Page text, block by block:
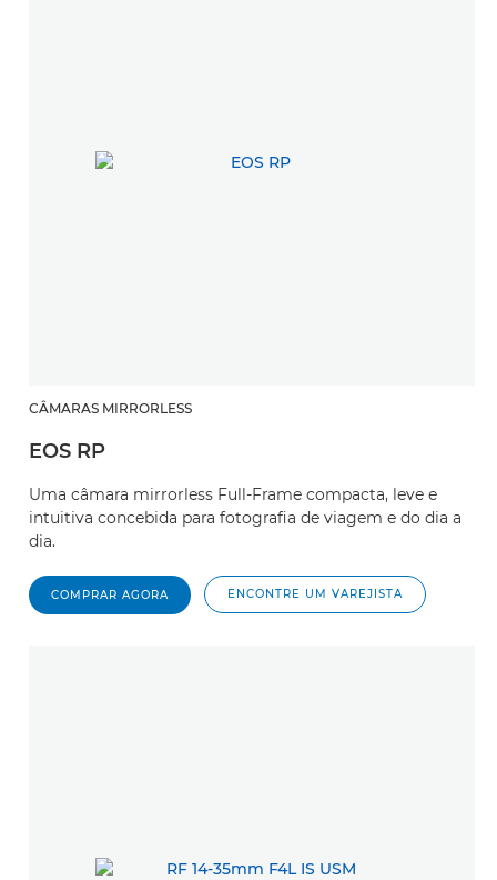
CÂMARAS MIRRORLESS
EOS RP
Uma câmara mirrorless Full-Frame compacta, leve e
intuitiva concebida para fotografia de viagem e do dia a
dia.
COMPRAR AGORA ENCONTRE UM VAREJISTA